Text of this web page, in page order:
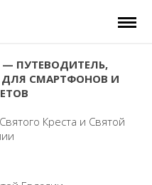
— ПУТЕВОДИТЕЛЬ,
ДЛЯ СМАРТФОНОВ И
Креста и Святой